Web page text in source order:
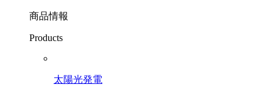
商品情報
Products
太陽光発電